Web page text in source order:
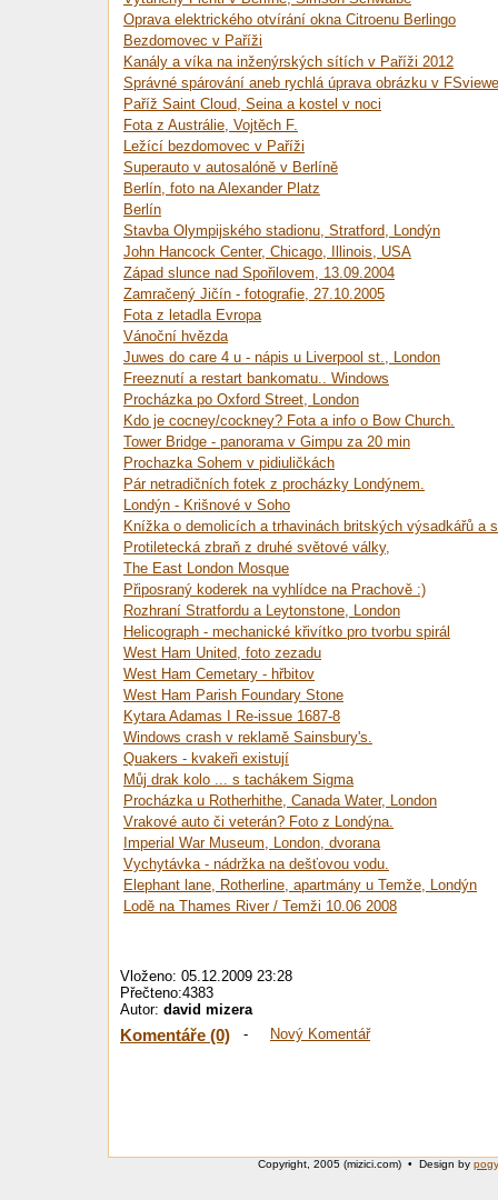
Oprava elektrického otvírání okna Citroenu Berlingo
Bezdomovec v Paříži
Kanály a víka na inženýrských sítích v Paříži 2012
Správné spárování aneb rychlá úprava obrázku v
Paříž Saint Cloud, Seina a kostel v noci
Fota z Austrálie, Vojtěch F.
Ležící bezdomovec v Paříži
Superauto v autosalóně v Berlíně
Berlín, foto na Alexander Platz
Berlín
Stavba Olympijského stadionu, Stratford, Londýn
John Hancock Center, Chicago, Illinois, USA
Západ slunce nad Spořilovem, 13.09.2004
Zamračený Jičín - fotografie, 27.10.2005
Fota z letadla Evropa
Vánoční hvězda
Juwes do care 4 u - nápis u Liverpool st., London
Freeznutí a restart bankomatu.. Windows
Procházka po Oxford Street, London
Kdo je cocney/cockney? Fota a info o Bow Church.
Tower Bridge - panorama v Gimpu za 20 min
Prochazka Sohem v pidiuličkách
Pár netradičních fotek z procházky Londýnem.
Londýn - Krišnové v Soho
Knížka o demolicích a trhavinách britských výsadkářů a
Protiletecká zbraň z druhé světové války,
The East London Mosque
Připosraný koderek na vyhlídce na Prachově :)
Rozhraní Stratfordu a Leytonstone, London
Helicograph - mechanické křivítko pro tvorbu spirál
West Ham United, foto zezadu
West Ham Cemetary - hřbitov
West Ham Parish Foundary Stone
Kytara Adamas I Re-issue 1687-8
Windows crash v reklamě Sainsbury's.
Quakers - kvakeři existují
Můj drak kolo ... s tachákem Sigma
Procházka u Rotherhithe, Canada Water, London
Vrakové auto či veterán? Foto z Londýna.
Imperial War Museum, London, dvorana
Vychytávka - nádržka na dešťovou vodu.
Elephant lane, Rotherline, apartmány u Temže, Londýn
Lodě na Thames River / Temži 10.06 2008
Vloženo: 05.12.2009 23:28
Přečteno:4383
Autor: david mizera
Komentáře (0) - Nový Komentář
Copyright, 2005 (mizici.com) • Design by